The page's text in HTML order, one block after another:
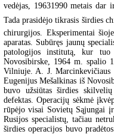
vedėjas, 19631990 metais
Tada prasidėjo tikrasis širdies
chirurgijos. Eksperimentai
aparatas. Subūręs jaunų
patologijos institutą, kur tuo
Novosibirske, 1964 m. spalio
Vilniuje. A. J. Marcinkevičiaus
Eugenijus Mešalkinas iš
buvo užsiūtas širdies
defektas. Operacijų sėkmė
rūpėjo visai Sovietų Sąjungai
Rusijos specialistų, tačiau
širdies operacijos buvo